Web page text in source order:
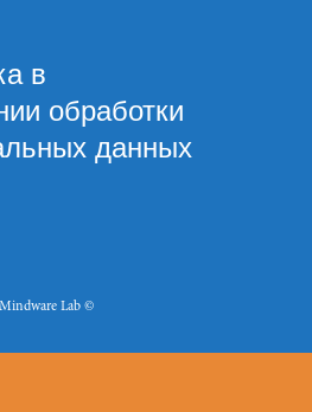
в
обработки
данных
Mindware Lab ©